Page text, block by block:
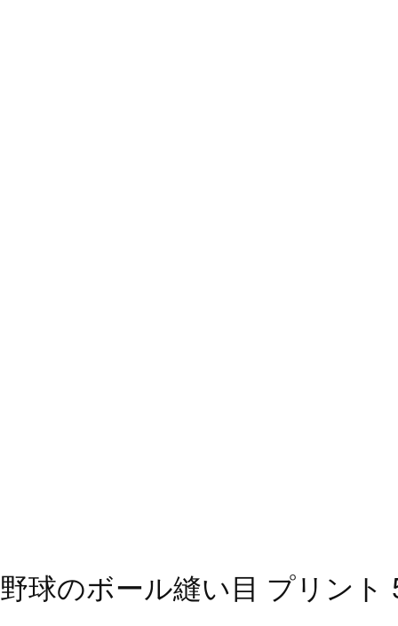
野球のボール縫い目 プリント